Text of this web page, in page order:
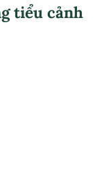
tiểu cảnh